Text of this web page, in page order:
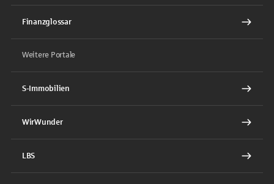
Finanzglossar
Weitere Portale
S-Immobilien
WirWunder
LBS